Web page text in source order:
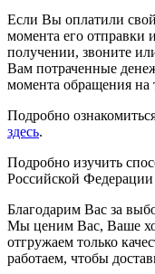
Если Вы оплатили
момента его отправки
получении, звоните
Вам потраченные
момента обращения на
Подробно
здесь.
Подробно изучить
Российской
Благодарим Вас за
Мы ценим Вас, Ваше
отгружаем только
работаем, чтобы